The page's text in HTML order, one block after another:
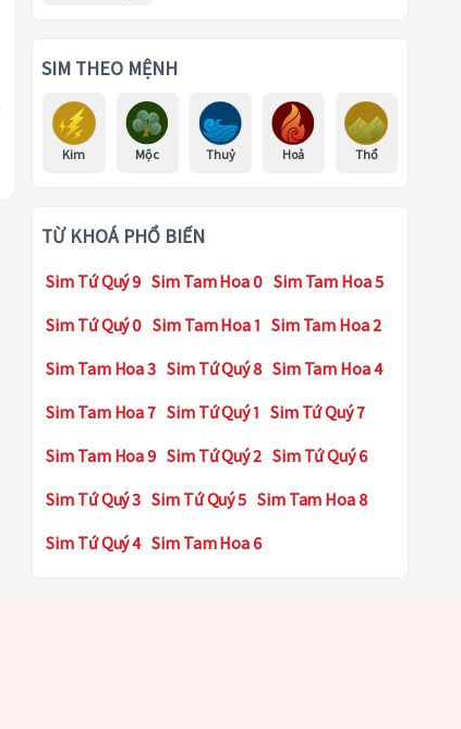
SIM THEO MỆNH
Kim Mộc Thuỷ Hoả Thổ
TỪ KHOÁ PHỔ BIẾN
Sim Tứ Quý 9 Sim Tam Hoa 0 Sim Tam Hoa 5
Sim Tứ Quý 0 Sim Tam Hoa 1 Sim Tam Hoa 2
Sim Tam Hoa 3 Sim Tứ Quý 8 Sim Tam Hoa 4
Sim Tam Hoa 7 Sim Tứ Quý 1 Sim Tứ Quý 7
Sim Tam Hoa 9 Sim Tứ Quý 2 Sim Tứ Quý 6
Sim Tứ Quý 3 Sim Tứ Quý 5 Sim Tam Hoa 8
Sim Tứ Quý 4 Sim Tam Hoa 6